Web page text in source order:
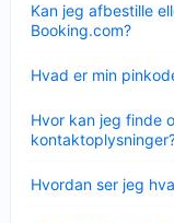
Kan jeg afbestille
Booking.com?
Hvad er min
Hvor kan jeg finde
Hvordan ser jeg